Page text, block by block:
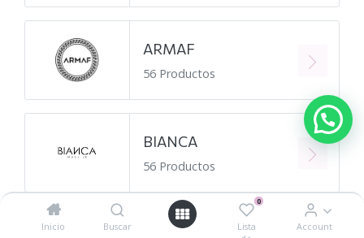
Inicio Buscar
0
Lista
Account
ARMAF
56 Productos
BIANCA
56 Productos
BEAUTY OF JOSEON